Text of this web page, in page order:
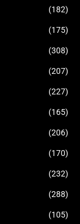
(182)
(175)
(308)
(207)
(227)
(165)
(206)
(170)
(232)
(288)
(105)